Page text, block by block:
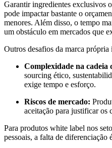
Garantir ingredientes exclusivos
pode impactar bastante o
menores. Além disso, o tempo
um obstáculo em mercados que
Outros desafios da marca própria
Complexidade na cadeia
sourcing ético,
exige tempo e esforço.
Riscos de mercado:
aceitação para justificar os
Para produtos white label nos
pessoais, a falta de diferenciação